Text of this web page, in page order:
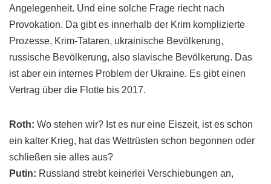
Angelegenheit. Und eine solche Frage riecht nach
Provokation. Da gibt es innerhalb der Krim komplizierte
Prozesse, Krim-Tataren, ukrainische Bevölkerung,
russische Bevölkerung, also slavische Bevölkerung. Das
ist aber ein internes Problem der Ukraine. Es gibt einen
Vertrag über die Flotte bis 2017.
Roth: Wo stehen wir? Ist es nur eine Eiszeit, ist es schon
ein kalter Krieg, hat das Wettrüsten schon begonnen oder
schließen sie alles aus?
Putin: Russland strebt keinerlei Verschiebungen an,